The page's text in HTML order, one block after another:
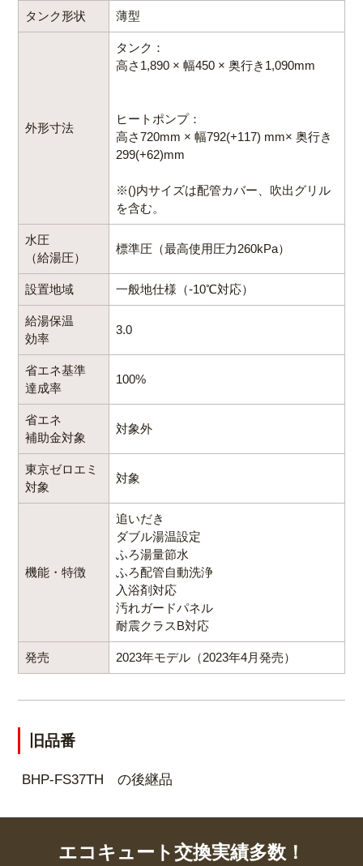
タンク形状 薄型
外形寸法
タンク：
高さ1,890 × 幅450 × 奥行き1,090mm
ヒートポンプ：
高さ720mm × 幅792(+117) mm× 奥行き
299(+62)mm
※()内サイズは配管カバー、吹出グリル
を含む。
水圧
（給湯圧）
標準圧（最高使用圧力260kPa）
設置地域 一般地仕様（-10℃対応）
給湯保温
効率
3.0
省エネ基準
達成率
100%
省エネ
補助金対象
対象外
東京ゼロエミ
対象
対象
機能・特徴
追いだき
ダブル湯温設定
ふろ湯量節水
ふろ配管自動洗浄
入浴剤対応
汚れガードパネル
耐震クラスB対応
発売 2023年モデル（2023年4月発売）
旧品番
BHP-FS37TH の後継品
エコキュート交換実績多数！